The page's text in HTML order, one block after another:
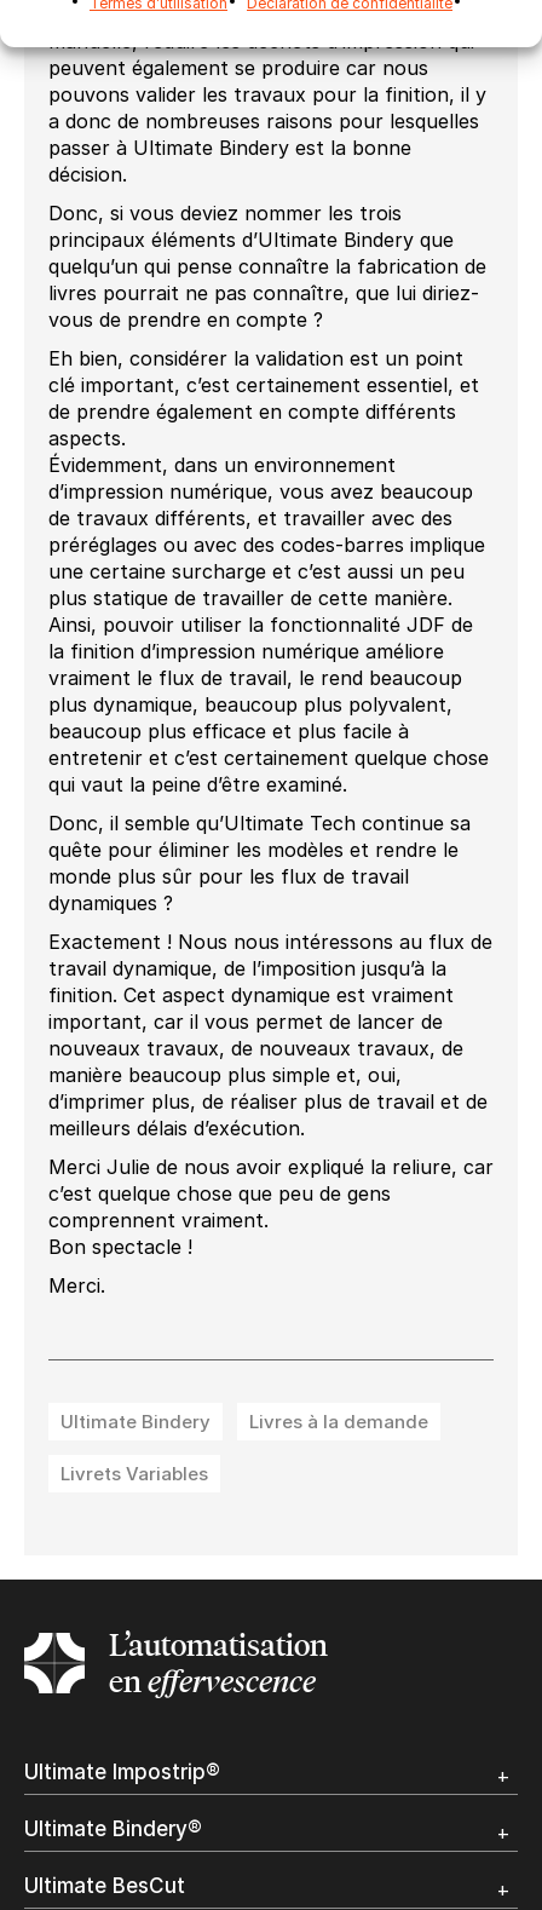
jusqu’à la finition. Supprimer la préparation
manuelle, réduire les déchets d’impression qui
peuvent également se produire car nous
pouvons valider les travaux pour la finition, il y
a donc de nombreuses raisons pour lesquelles
passer à Ultimate Bindery est la bonne
décision.
Donc, si vous deviez nommer les trois
principaux éléments d’Ultimate Bindery que
quelqu’un qui pense connaître la fabrication de
livres pourrait ne pas connaître, que lui diriez-
vous de prendre en compte ?
Eh bien, considérer la validation est un point
clé important, c’est certainement essentiel, et
de prendre également en compte différents
aspects.
Évidemment, dans un environnement
d’impression numérique, vous avez beaucoup
de travaux différents, et travailler avec des
préréglages ou avec des codes-barres implique
une certaine surcharge et c’est aussi un peu
plus statique de travailler de cette manière.
Ainsi, pouvoir utiliser la fonctionnalité JDF de
la finition d’impression numérique améliore
vraiment le flux de travail, le rend beaucoup
plus dynamique, beaucoup plus polyvalent,
beaucoup plus efficace et plus facile à
entretenir et c’est certainement quelque chose
qui vaut la peine d’être examiné.
Donc, il semble qu’Ultimate Tech continue sa
quête pour éliminer les modèles et rendre le
monde plus sûr pour les flux de travail
dynamiques ?
Exactement ! Nous nous intéressons au flux de
travail dynamique, de l’imposition jusqu’à la
finition. Cet aspect dynamique est vraiment
important, car il vous permet de lancer de
nouveaux travaux, de nouveaux travaux, de
manière beaucoup plus simple et, oui,
d’imprimer plus, de réaliser plus de travail et de
meilleurs délais d’exécution.
Merci Julie de nous avoir expliqué la reliure, car
c’est quelque chose que peu de gens
comprennent vraiment.
Bon spectacle !
Merci.
Ultimate Bindery Livres à la demande
Livrets Variables
L’automatisation
eneffervescence
Ultimate Impostrip®
Démo
Ultimate Bindery®
Démo
Ultimate BesCut